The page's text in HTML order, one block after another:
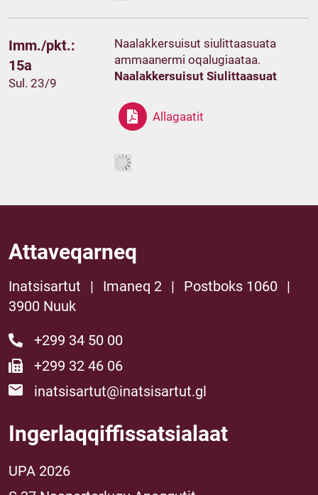
Imm./pkt.:
15a
Sul. 23/9
Naalakkersuisut siulittaasuata
ammaanermi oqalugiaataa.
Naalakkersuisut Siulittaasuat
Allagaatit
Attaveqarneq
Inatsisartut | Imaneq 2 | Postboks 1060
|
3900 Nuuk
+299 34 50 00
+299 32 46 06
inatsisartut@inatsisartut.gl
Ingerlaqqiffissatsialaat
UPA 2026